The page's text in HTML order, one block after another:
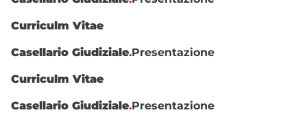
Curriculm Vitae
Casellario Giudiziale.Presentazione
Curriculm Vitae
Casellario Giudiziale.Presentazione